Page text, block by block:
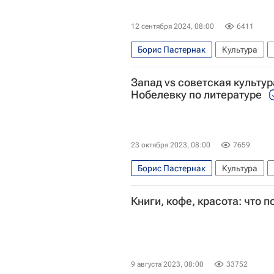
12 сентября 2024, 08:00 6411
Борис Пастернак Культура
Российский еврейский музей
Москва
Книги Америка
Запад vs советская
Нобелевку по литературе
23 октября 2023, 08:00 7659
Борис Пастернак Культура
Нобелевская премия по
Александр Солженицын
Книги, кофе, красота: что
9 августа 2023, 08:00 33752